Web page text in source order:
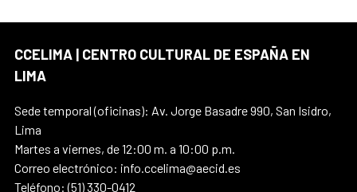
CCELIMA | CENTRO CULTURAL DE ESPAÑA EN
LIMA
Sede temporal (oficinas): Av. Jorge Basadre 990, San Isidro,
Lima
Martes a viernes, de 12:00 m. a 10:00 p.m.
Correo electrónico: info.ccelima@aecid.es
Teléfono: (51) 330-0412